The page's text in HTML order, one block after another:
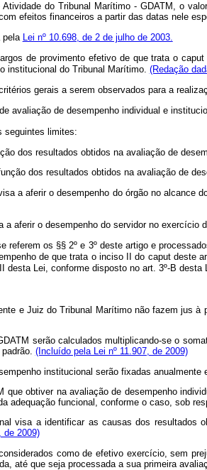
do Tribunal Marítimo - GDATM, o
efeitos financeiros a partir das datas nele
pela Lei nº 10.698, de 2 de julho de 2003.
de provimento efetivo de que trata ocaput
institucional do Tribunal Marítimo. (Redação
gerais a serem observados para a
avaliação de desempenho individual e
seguintes limites:
dos resultados obtidos na avaliação de
dos resultados obtidos na avaliação de
a aferir o desempenho do órgão no
a aferir o desempenho do servidor no
referem os §§ 2º e 3º deste artigo e
de que trata o inciso II do caput deste
desta Lei, conforme disposto no art. 3º-B desta
e Juiz do Tribunal Marítimo não fazem jus
serão calculados multiplicando-se o
(Incluído pela Lei nº 11.907, de 2009)
institucional serão fixadas anualmente
que obtiver na avaliação de desempenho
adequação funcional, conforme o caso, sob
visa a identificar as causas dos
de 2009)
como de efetivo exercício, sem
até que seja processada a sua primeira